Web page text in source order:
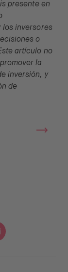
presente en
los inversores
o
artículo no
la
inversión, y
de
Whatsapp
with Email